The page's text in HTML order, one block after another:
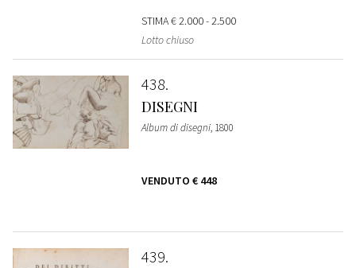
STIMA€ 2.000 - 2.500
Lotto chiuso
438
DISEGNI
Album di disegni, 1800
VENDUTO € 448
439